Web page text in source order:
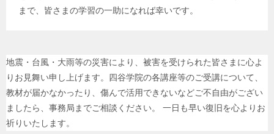
まで、皆さまの学習の一助になれば幸いです。
地震・台風・大雨等の災害により、被害を受けられた皆さまに心よ
りお見舞い申し上げます。四谷学院の各講座等のご受講について、
教材が届かなかったり、傷んで活用できないなどご不自由がござい
ましたら、事務局までご相談ください。 一日も早い復旧を心よりお
祈りいたします。